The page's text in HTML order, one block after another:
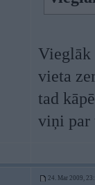
Vieglāk
vieta
tad
viņi par
24. Mar 2009,